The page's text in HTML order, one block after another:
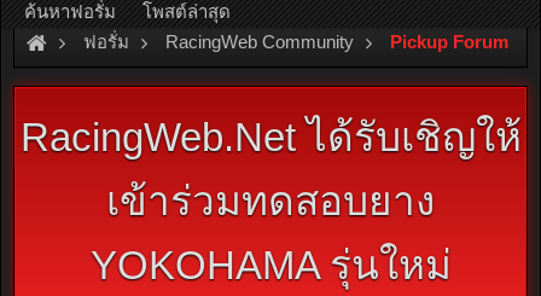
ฟอรั่ม RacingWeb Community Pickup Forum
RacingWeb.Net ได้รับเชิญให้
เข้าร่วมทดสอบยาง
YOKOHAMA รุ่นใหม่
ค้นหาฟอรั่ม โพสต์ล่าสุด